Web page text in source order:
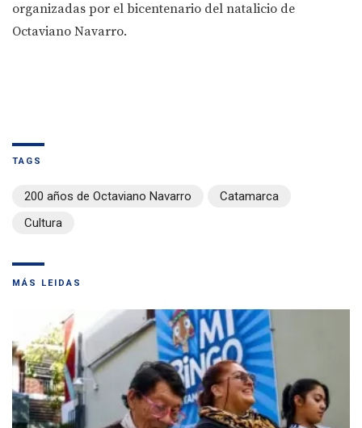
organizadas por el bicentenario del natalicio de
Octaviano Navarro.
TAGS
200 años de Octaviano Navarro
Catamarca
Cultura
MÁS LEIDAS